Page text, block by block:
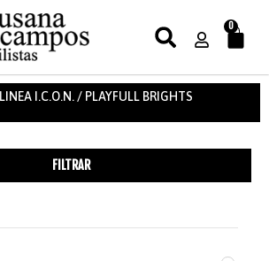
0
LINEA I.C.O.N./ PLAYFULL BRIGHTS
FILTRAR